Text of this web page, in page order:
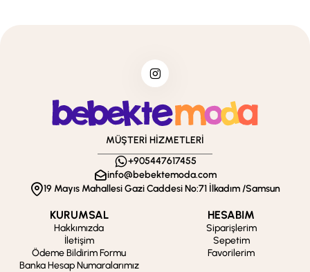
MÜŞTERİ HİZMETLERİ
+905447617455
info@bebektemoda.com
19 Mayıs Mahallesi Gazi Caddesi No:71 İlkadım /Samsun
KURUMSAL
Hakkımızda
İletişim
Ödeme Bildirim Formu
Banka Hesap Numaralarımız
HESABIM
Siparişlerim
Sepetim
Favorilerim